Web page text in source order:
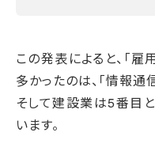
この発表によると、「
多かったのは、「情報通
そして建設業は5番目
います。